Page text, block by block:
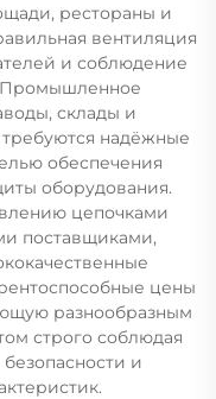
рестораны и
вентиляция
и соблюдение
Промышленное
склады и
надёжные
обеспечения
оборудования.
цепочками
поставщиками,
цены
разнообразным
строго соблюдая
и